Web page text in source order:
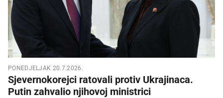
PONEDJELJAK 20.7.2026.
Sjevernokorejci ratovali protiv Ukrajinaca.
Putin zahvalio njihovoj ministrici